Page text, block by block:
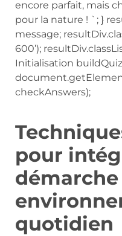
encore parfait, mais
pour la nature ! `; }
message;
600’);
Initialisation
checkAnswers);
pour
démarche
quotidien